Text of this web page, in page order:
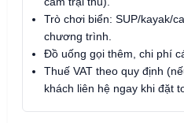
Trò chơi biển: SUP/kayak/
chương trình.
Đồ uống gọi thêm, chi phí
Thuế VAT theo quy định
khách liên hệ ngay khi đặt